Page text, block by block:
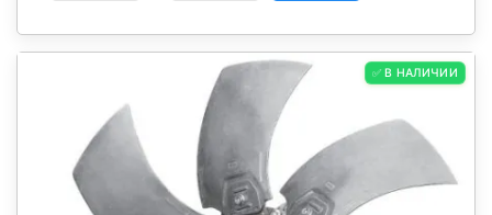
✅ В НАЛИЧИИ